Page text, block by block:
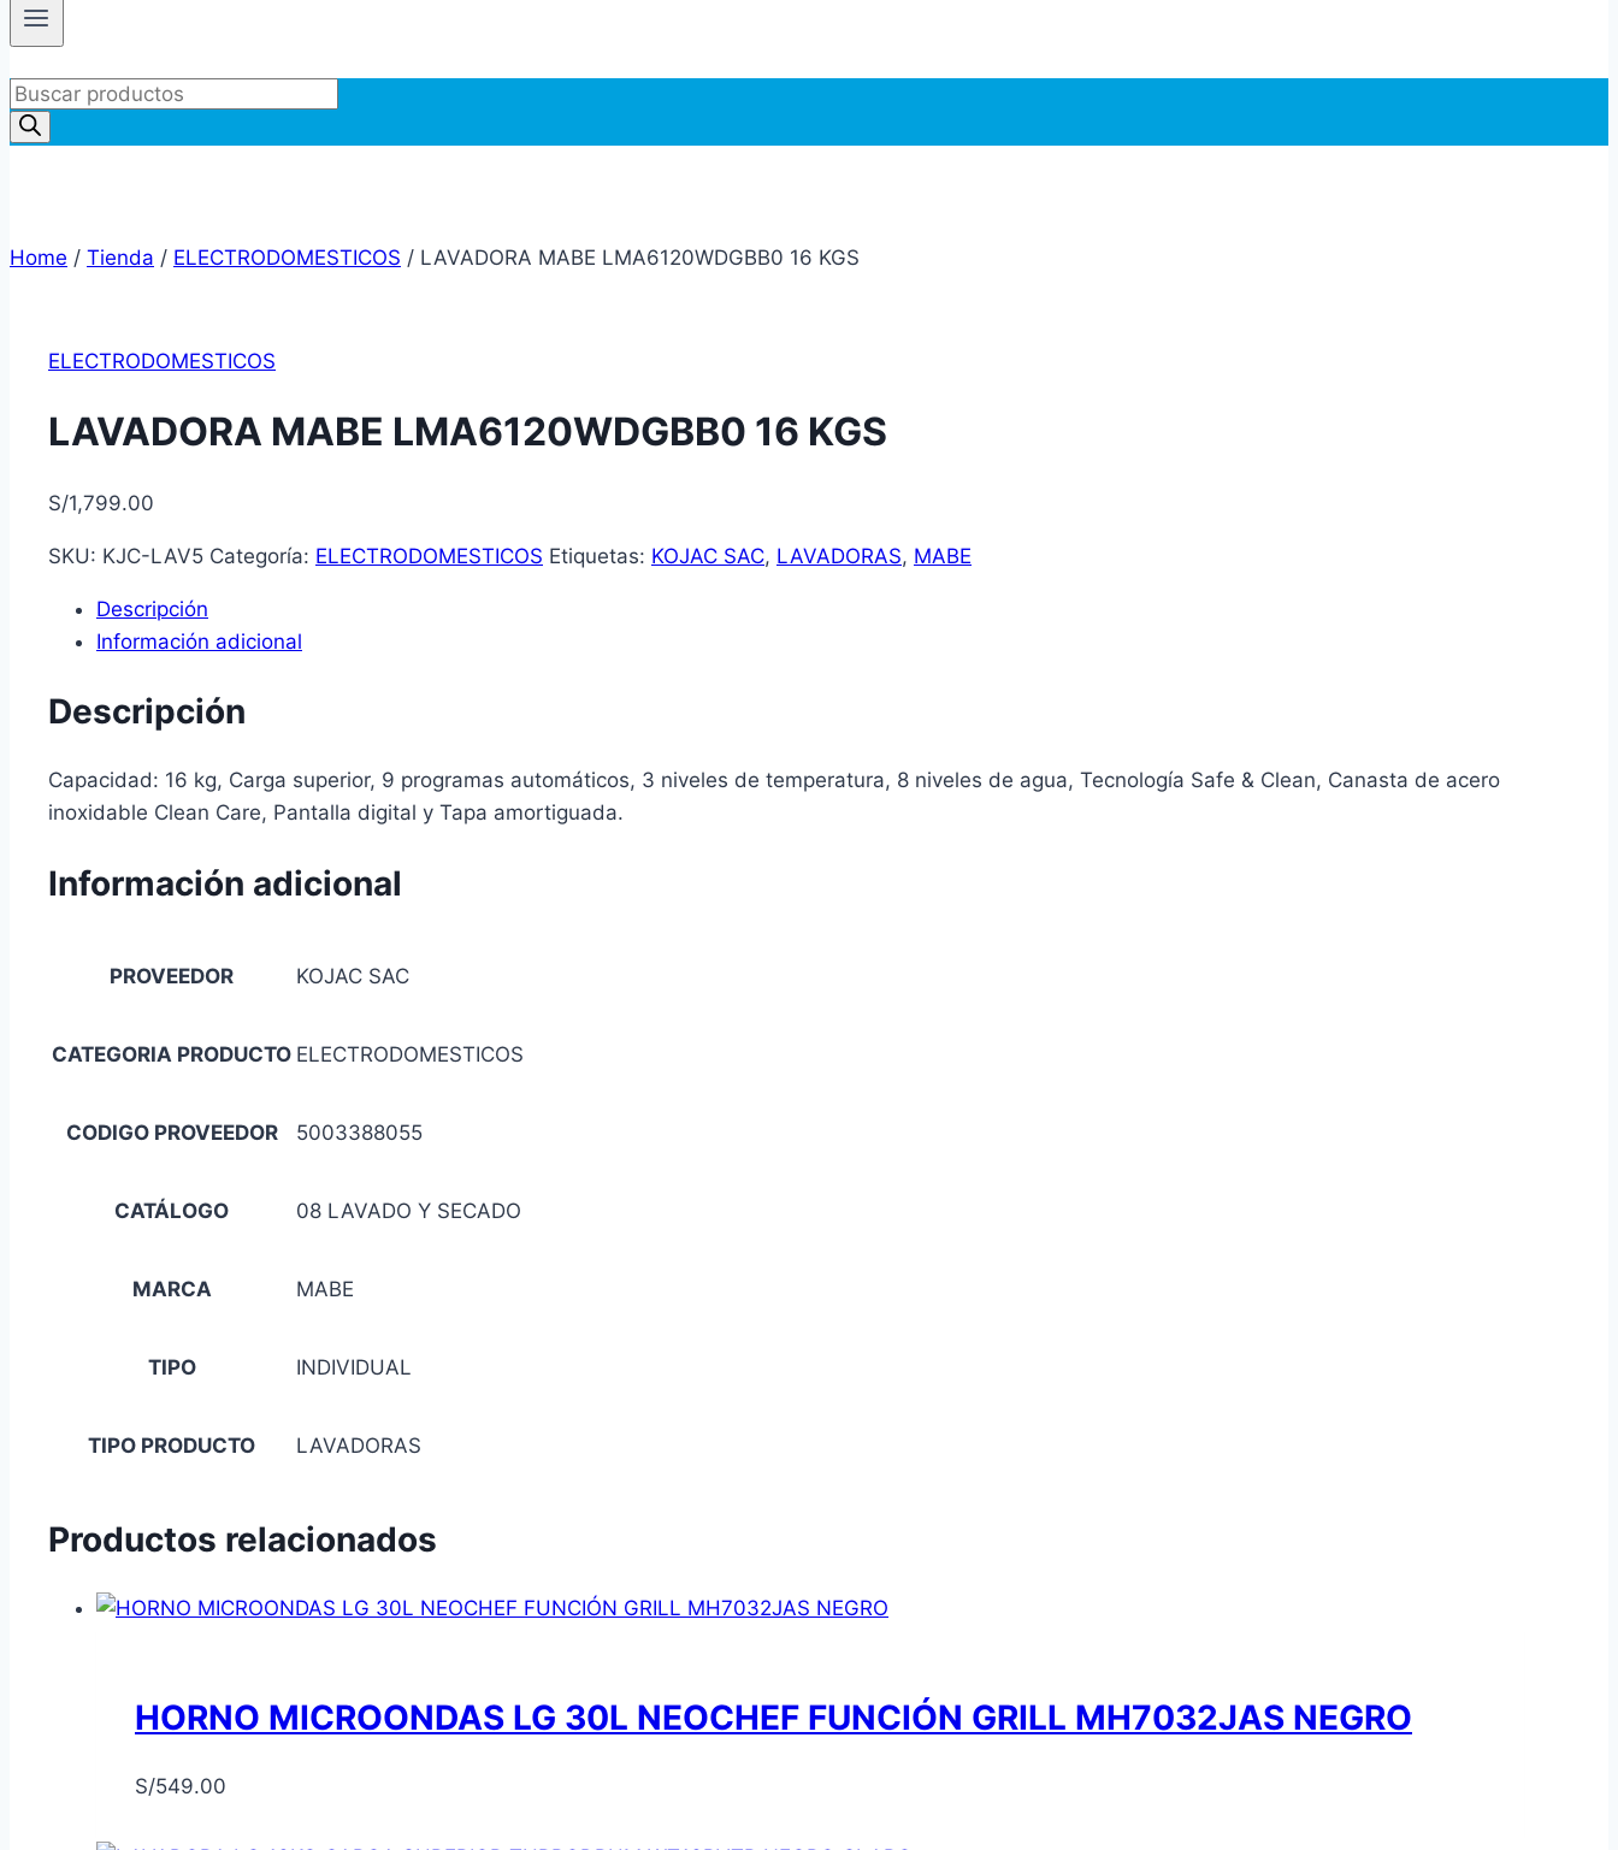
Products
search
Home / Tienda / ELECTRODOMESTICOS / LAVADORA MABE LMA6120WDGBB0 16 KGS
ELECTRODOMESTICOS
LAVADORA MABE LMA6120WDGBB0 16 KGS
S/1,799.00
SKU: KJC-LAV5 Categoría: ELECTRODOMESTICOS Etiquetas: KOJAC SAC, LAVADORAS, MABE
Descripción
Información adicional
Descripción
Capacidad: 16 kg, Carga superior, 9 programas automáticos, 3 niveles de temperatura, 8 niveles de agua, Tecnología Safe & Clean, Canasta de acero
inoxidable Clean Care, Pantalla digital y Tapa amortiguada.
Información adicional
PROVEEDOR KOJAC SAC
CATEGORIA PRODUCTO ELECTRODOMESTICOS
CODIGO PROVEEDOR 5003388055
CATÁLOGO 08 LAVADO Y SECADO
MARCA MABE
TIPO INDIVIDUAL
TIPO PRODUCTO LAVADORAS
Productos relacionados
HORNO MICROONDAS LG 30L NEOCHEF FUNCIÓN GRILL MH7032JAS NEGRO
S/549.00